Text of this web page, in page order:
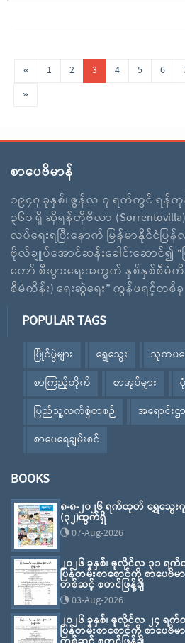
« 1 2 3 4 5 6
»
စာပေဗိမာန်
၁၉၄၇ ခုနှစ်၊ ဇွန်လ ၇ ရက်တွင် ရန်ကု
၃၆၁ ရှိ ဆိုရန်တိုဗီလာ
လပ်ရေးရပြီးနောက် မြန်မာနိုင်ငံ
ဗိုလ်ချူပ်အောင်ဆန်းခေါင်းဆောင်၍
တော် စီးပွားရေးအတွက် နှစ်နှစ်စီမံ
စီမံကိန်း) ရေးဆွဲရေး” ကွန်ဖရင့်တစ်ခု
POPULAR TAGS
ပြိုင်ပွဲများ ရွှေသွေး
သုတပဒ
စာကြည့်တိုက်
စာအုပ်များ
ပြည်သူ့လက်စွဲစာစဉ်
အရောင်းဌ
စာပေရေချမ်းစင်
BOOKS
၈-၈-၂၀၂၆ ရက်ထုတ် ရွှေသွေး
(၃၂)ထွက်ရှိ
07-Aug-2026
၂၀၂၆ ခုနှစ်၊ ဇူလိုင်လ ၃၁
ပြန်တမ်းစာစောင်ကို စာပေဗိမ
တစ်ဆင့် စတင်ဖြန့်ချိ
03-Aug-2026
၂၀၂၆ ခုနှစ်၊ ဇူလိုင်လ ၂၄
ပြန်တမ်းစာစောင်ကို စာပေဗိမ